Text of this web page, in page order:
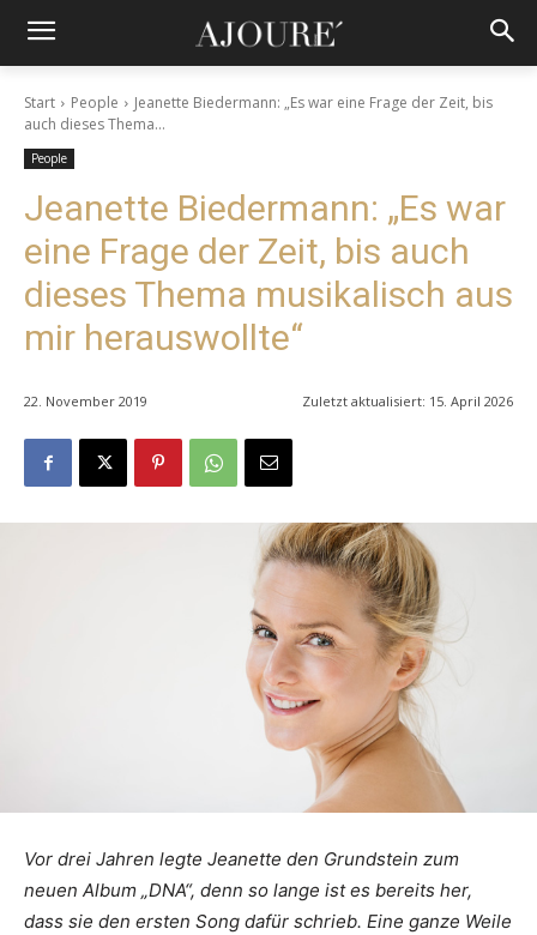
Start People
Jeanette Biedermann: „Es war eine Frage der Zeit, bis
auch dieses Thema...
People
Jeanette Biedermann: „Es war
eine Frage der Zeit, bis auch
dieses Thema musikalisch aus
mir herauswollte“
22. November 2019 Zuletzt aktualisiert: 15. April 2026
Vor drei Jahren legte Jeanette den Grundstein zum
neuen Album „DNA“, denn so lange ist es bereits her,
dass sie den ersten Song dafür schrieb. Eine ganze Weile